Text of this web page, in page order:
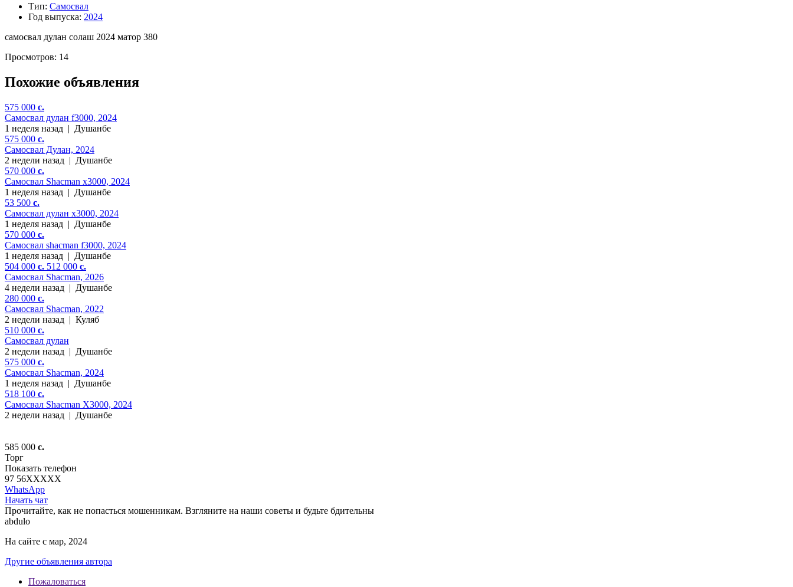
Тип: Самосвал
Год выпуска: 2024
самосвал дулан солаш 2024 матор 380
Просмотров: 14
Похожие объявления
575 000 c.
Самосвал дулан f3000, 2024
1 неделя назад | Душанбе
575 000 c.
Самосвал Дулан, 2024
2 недели назад | Душанбе
570 000 c.
Самосвал Shacman x3000, 2024
1 неделя назад | Душанбе
53 500 c.
Самосвал дулан x3000, 2024
1 неделя назад | Душанбе
570 000 c.
Самосвал shaсman f3000, 2024
1 неделя назад | Душанбе
504 000 c. 512 000 c.
Самосвал Shacman, 2026
4 недели назад | Душанбе
280 000 c.
Самосвал Shacman, 2022
2 недели назад | Куляб
510 000 c.
Самосвал дулан
2 недели назад | Душанбе
575 000 c.
Самосвал Shacman, 2024
1 неделя назад | Душанбе
518 100 c.
Самосвал Shacman X3000, 2024
2 недели назад | Душанбе
585 000 c.
Торг
Показать телефон
97 56XXXXX
WhatsApp
Начать чат
Прочитайте, как не попасться мошенникам. Взгляните на наши советы и будьте бдительны
abdulo
На сайте с мар, 2024
Другие объявления автора
Пожаловаться